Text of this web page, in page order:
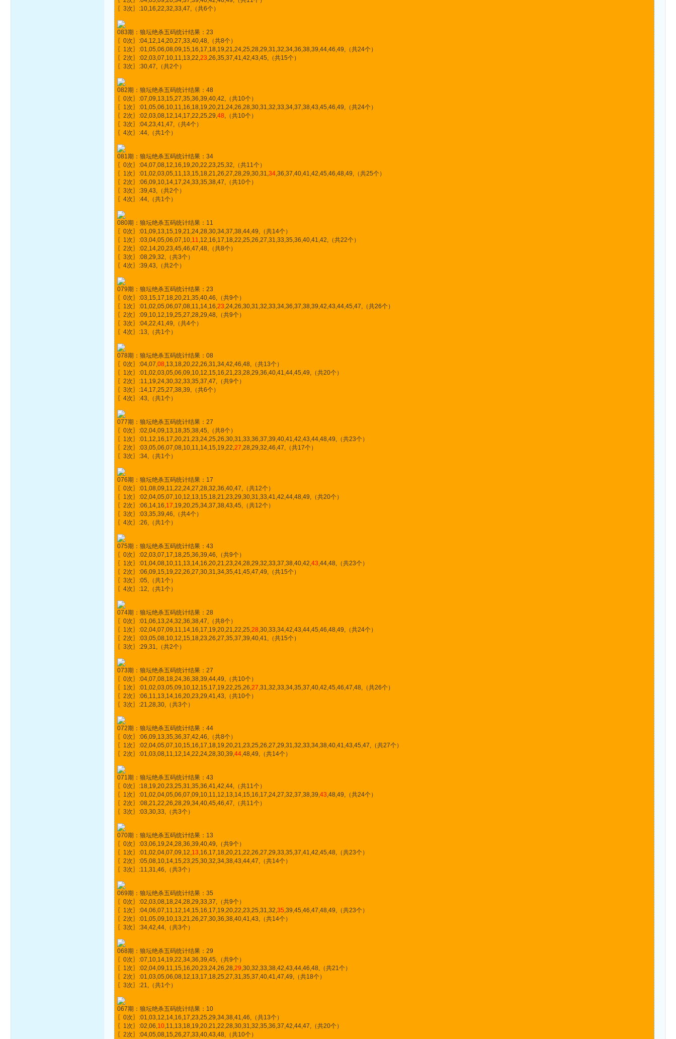
〖3次〗:10,16,22,32,33,47,（共6个）
083期：狼坛绝杀五码统计结果：23
〖0次〗:04,12,14,20,27,33,40,48,（共8个）
〖1次〗:01,05,06,08,09,15,16,17,18,19,21,24,25,28,29,31,32,34,36,38,39,44,46,49,（共24个）
〖2次〗:02,03,07,10,11,13,22,23,26,35,37,41,42,43,45,（共15个）
〖3次〗:30,47,（共2个）
082期：狼坛绝杀五码统计结果：48
〖0次〗:07,09,13,15,27,35,36,39,40,42,（共10个）
〖1次〗:01,05,06,10,11,16,18,19,20,21,24,26,28,30,31,32,33,34,37,38,43,45,46,49,（共24个）
〖2次〗:02,03,08,12,14,17,22,25,29,48,（共10个）
〖3次〗:04,23,41,47,（共4个）
〖4次〗:44,（共1个）
081期：狼坛绝杀五码统计结果：34
〖0次〗:04,07,08,12,16,19,20,22,23,25,32,（共11个）
〖1次〗:01,02,03,05,11,13,15,18,21,26,27,28,29,30,31,34,36,37,40,41,42,45,46,48,49,（共25个）
〖2次〗:06,09,10,14,17,24,33,35,38,47,（共10个）
〖3次〗:39,43,（共2个）
〖4次〗:44,（共1个）
080期：狼坛绝杀五码统计结果：11
〖0次〗:01,09,13,15,19,21,24,28,30,34,37,38,44,49,（共14个）
〖1次〗:03,04,05,06,07,10,11,12,16,17,18,22,25,26,27,31,33,35,36,40,41,42,（共22个）
〖2次〗:02,14,20,23,45,46,47,48,（共8个）
〖3次〗:08,29,32,（共3个）
〖4次〗:39,43,（共2个）
079期：狼坛绝杀五码统计结果：23
〖0次〗:03,15,17,18,20,21,35,40,46,（共9个）
〖1次〗:01,02,05,06,07,08,11,14,16,23,24,26,30,31,32,33,34,36,37,38,39,42,43,44,45,47,（共26个）
〖2次〗:09,10,12,19,25,27,28,29,48,（共9个）
〖3次〗:04,22,41,49,（共4个）
〖4次〗:13,（共1个）
078期：狼坛绝杀五码统计结果：08
〖0次〗:04,07,08,13,18,20,22,26,31,34,42,46,48,（共13个）
〖1次〗:01,02,03,05,06,09,10,12,15,16,21,23,28,29,36,40,41,44,45,49,（共20个）
〖2次〗:11,19,24,30,32,33,35,37,47,（共9个）
〖3次〗:14,17,25,27,38,39,（共6个）
〖4次〗:43,（共1个）
077期：狼坛绝杀五码统计结果：27
〖0次〗:02,04,09,13,18,35,38,45,（共8个）
〖1次〗:01,12,16,17,20,21,23,24,25,26,30,31,33,36,37,39,40,41,42,43,44,48,49,（共23个）
〖2次〗:03,05,06,07,08,10,11,14,15,19,22,27,28,29,32,46,47,（共17个）
〖3次〗:34,（共1个）
076期：狼坛绝杀五码统计结果：17
〖0次〗:01,08,09,11,22,24,27,28,32,36,40,47,（共12个）
〖1次〗:02,04,05,07,10,12,13,15,18,21,23,29,30,31,33,41,42,44,48,49,（共20个）
〖2次〗:06,14,16,17,19,20,25,34,37,38,43,45,（共12个）
〖3次〗:03,35,39,46,（共4个）
〖4次〗:26,（共1个）
075期：狼坛绝杀五码统计结果：43
〖0次〗:02,03,07,17,18,25,36,39,46,（共9个）
〖1次〗:01,04,08,10,11,13,14,16,20,21,23,24,28,29,32,33,37,38,40,42,43,44,48,（共23个）
〖2次〗:06,09,15,19,22,26,27,30,31,34,35,41,45,47,49,（共15个）
〖3次〗:05,（共1个）
〖4次〗:12,（共1个）
074期：狼坛绝杀五码统计结果：28
〖0次〗:01,06,13,24,32,36,38,47,（共8个）
〖1次〗:02,04,07,09,11,14,16,17,19,20,21,22,25,28,30,33,34,42,43,44,45,46,48,49,（共24个）
〖2次〗:03,05,08,10,12,15,18,23,26,27,35,37,39,40,41,（共15个）
〖3次〗:29,31,（共2个）
073期：狼坛绝杀五码统计结果：27
〖0次〗:04,07,08,18,24,36,38,39,44,49,（共10个）
〖1次〗:01,02,03,05,09,10,12,15,17,19,22,25,26,27,31,32,33,34,35,37,40,42,45,46,47,48,（共26个）
〖2次〗:06,11,13,14,16,20,23,29,41,43,（共10个）
〖3次〗:21,28,30,（共3个）
072期：狼坛绝杀五码统计结果：44
〖0次〗:06,09,13,35,36,37,42,46,（共8个）
〖1次〗:02,04,05,07,10,15,16,17,18,19,20,21,23,25,26,27,29,31,32,33,34,38,40,41,43,45,47,（共27个）
〖2次〗:01,03,08,11,12,14,22,24,28,30,39,44,48,49,（共14个）
071期：狼坛绝杀五码统计结果：43
〖0次〗:18,19,20,23,25,31,35,36,41,42,44,（共11个）
〖1次〗:01,02,04,05,06,07,09,10,11,12,13,14,15,16,17,24,27,32,37,38,39,43,48,49,（共24个）
〖2次〗:08,21,22,26,28,29,34,40,45,46,47,（共11个）
〖3次〗:03,30,33,（共3个）
070期：狼坛绝杀五码统计结果：13
〖0次〗:03,06,19,24,28,36,39,40,49,（共9个）
〖1次〗:01,02,04,07,09,12,13,16,17,18,20,21,22,26,27,29,33,35,37,41,42,45,48,（共23个）
〖2次〗:05,08,10,14,15,23,25,30,32,34,38,43,44,47,（共14个）
〖3次〗:11,31,46,（共3个）
069期：狼坛绝杀五码统计结果：35
〖0次〗:02,03,08,18,24,28,29,33,37,（共9个）
〖1次〗:04,06,07,11,12,14,15,16,17,19,20,22,23,25,31,32,35,39,45,46,47,48,49,（共23个）
〖2次〗:01,05,09,10,13,21,26,27,30,36,38,40,41,43,（共14个）
〖3次〗:34,42,44,（共3个）
068期：狼坛绝杀五码统计结果：29
〖0次〗:07,10,14,19,22,34,36,39,45,（共9个）
〖1次〗:02,04,09,11,15,16,20,23,24,26,28,29,30,32,33,38,42,43,44,46,48,（共21个）
〖2次〗:01,03,05,06,08,12,13,17,18,25,27,31,35,37,40,41,47,49,（共18个）
〖3次〗:21,（共1个）
067期：狼坛绝杀五码统计结果：10
〖0次〗:01,03,12,14,16,17,23,25,29,34,38,41,46,（共13个）
〖1次〗:02,06,10,11,13,18,19,20,21,22,28,30,31,32,35,36,37,42,44,47,（共20个）
〖2次〗:04,05,08,15,26,27,33,40,43,48,（共10个）